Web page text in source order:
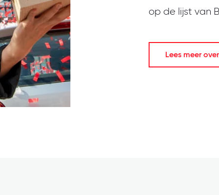
op de lijst van
Lees meer